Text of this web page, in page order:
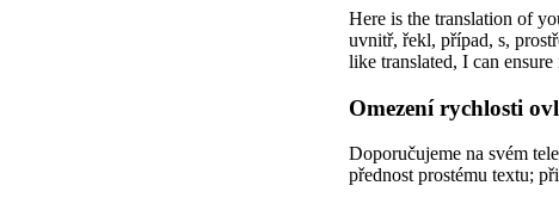
Here is the translation of
uvnitř, řekl, případ, s,
like translated, I can
Omezení rychlosti
Doporučujeme na svém
přednost prostému textu;